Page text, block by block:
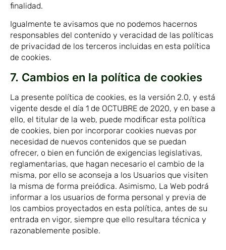
finalidad.
Igualmente te avisamos que no podemos hacernos
responsables del contenido y veracidad de las políticas
de privacidad de los terceros incluidas en esta política
de cookies.
7. Cambios en la política de cookies
La presente política de cookies, es la versión 2.0, y está
vigente desde el día 1 de OCTUBRE de 2020, y en base a
ello, el titular de la web, puede modificar esta política
de cookies, bien por incorporar cookies nuevas por
necesidad de nuevos contenidos que se puedan
ofrecer, o bien en función de exigencias legislativas,
reglamentarias, que hagan necesario el cambio de la
misma, por ello se aconseja a los Usuarios que visiten
la misma de forma preiódica. Asimismo, La Web podrá
informar a los usuarios de forma personal y previa de
los cambios proyectados en esta política, antes de su
entrada en vigor, siempre que ello resultara técnica y
razonablemente posible.